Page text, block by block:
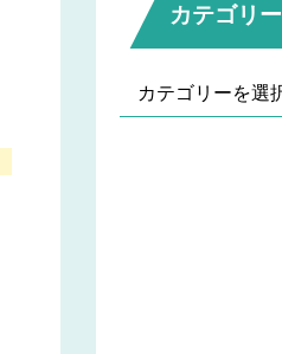
カテゴリー